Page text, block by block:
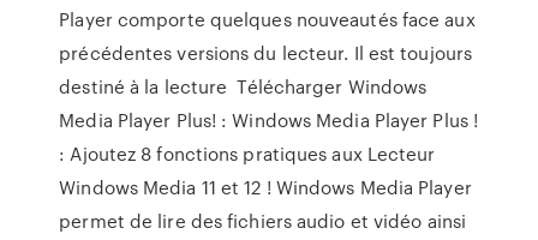
Player comporte quelques nouveautés face aux
précédentes versions du lecteur. Il est toujours
destiné à la lecture Télécharger Windows
Media Player Plus! : Windows Media Player Plus !
: Ajoutez 8 fonctions pratiques aux Lecteur
Windows Media 11 et 12 ! Windows Media Player
permet de lire des fichiers audio et vidéo ainsi